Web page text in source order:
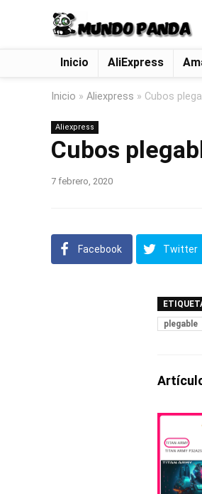
Inicio AliExpress
Inicio » Aliexpress » Cubos
Aliexpress
Cubos
7 febrero, 2020
Facebook Twitter
plegable